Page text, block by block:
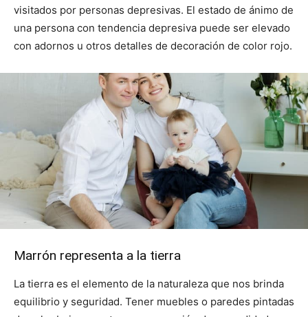
visitados por personas depresivas. El estado de ánimo de
una persona con tendencia depresiva puede ser elevado
con adornos u otros detalles de decoración de color rojo.
Marrón representa a la tierra
La tierra es el elemento de la naturaleza que nos brinda
equilibrio y seguridad. Tener muebles o paredes pintadas